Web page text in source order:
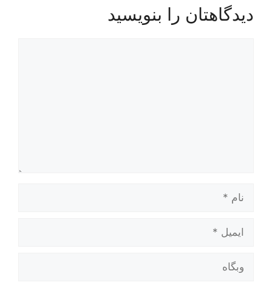
دیدگاهتان را بنویسید
ایمیل
وبگاه